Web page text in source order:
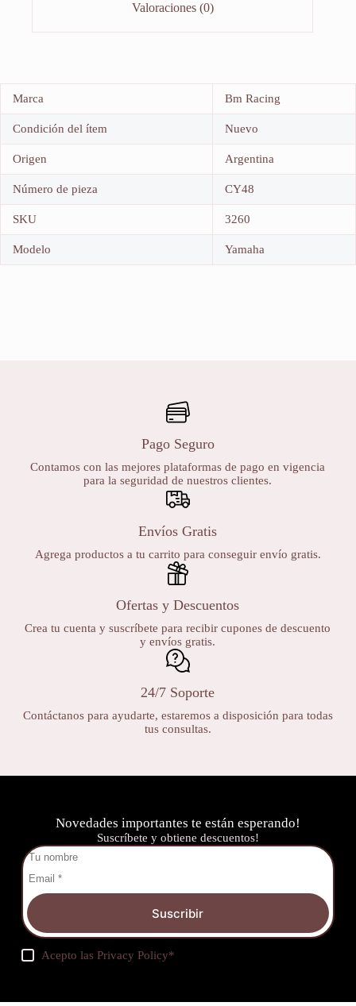
Valoraciones (0)
Marca Bm Racing
Condición del ítem Nuevo
Origen Argentina
Número de pieza CY48
SKU 3260
Modelo Yamaha
Pago Seguro
Contamos con las mejores plataformas de pago en vigencia
para la seguridad de nuestros clientes.
Envíos Gratis
Agrega productos a tu carrito para conseguir envío gratis.
Ofertas y Descuentos
Crea tu cuenta y suscríbete para recibir cupones de descuento
y envíos gratis.
24/7 Soporte
Contáctanos para ayudarte, estaremos a disposición para todas
tus consultas.
Novedades importantes te están esperando!
Suscríbete y obtiene descuentos!
Suscribir
Acepto lasPrivacy Policy*